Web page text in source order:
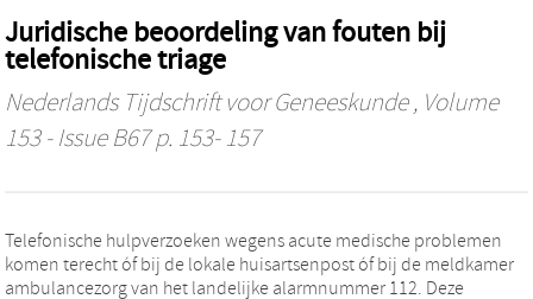
Juridische beoordeling van fouten bij
telefonische triage
Nederlands Tijdschrift voor Geneeskunde, Volume
153 - Issue B67 p. 153- 157
Telefonische hulpverzoeken wegens acute medische problemen
komen terecht óf bij de lokale huisartsenpost óf bij de meldkamer
ambulancezorg van het landelijke alarmnummer 112. Deze